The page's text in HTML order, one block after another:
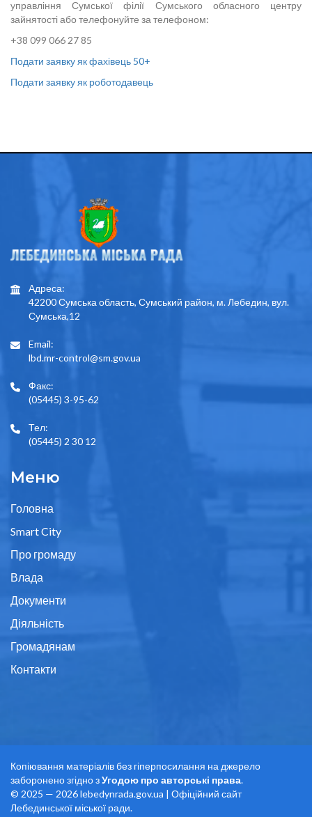
управління Сумської філії Сумського обласного центру
зайнятості або телефонуйте за телефоном:
+38 099 066 27 85
Подати заявку як фахівець 50+
Подати заявку як роботодавець
Адреса:
42200 Сумська область, Сумський район, м. Лебедин, вул.
Сумська,12
Email:
lbd.mr-control@sm.gov.ua
Факс:
(05445) 3-95-62
Тел:
(05445) 2 30 12
Меню
Головна
Smart City
Про громаду
Влада
Документи
Діяльність
Громадянам
Контакти
Копіювання матеріалів без гіперпосилання на джерело
заборонено згідно зУгодою про авторські права.
© 2025 — 2026 lebedynrada.gov.ua | Офіційний сайт
Лебединської міської ради.